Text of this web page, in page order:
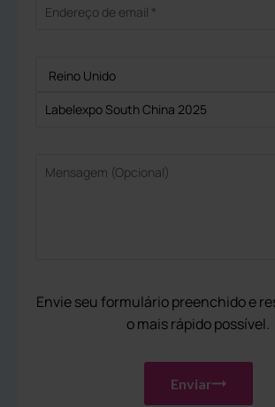
Envie seu formulário preenchido e
o mais rápido possível.
Enviar